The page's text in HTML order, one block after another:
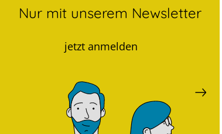
Nur mit unserem Newsletter
jetzt anmelden